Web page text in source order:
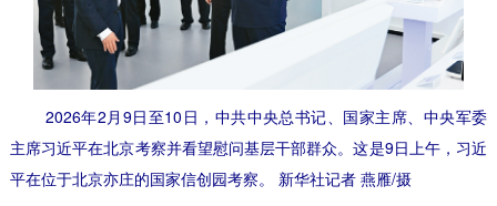
2026年2月9日至10日，中共中央总书记、国家主席、中央军委
主席习近平在北京考察并看望慰问基层干部群众。这是9日上午，习近
平在位于北京亦庄的国家信创园考察。 新华社记者 燕雁/摄